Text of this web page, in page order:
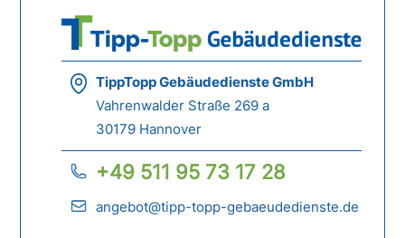
TippTopp Gebäudedienste GmbH
Vahrenwalder Straße 269 a
30179 Hannover
+49 511 95 73 17 28
angebot@tipp-topp-gebaeudedienste.de